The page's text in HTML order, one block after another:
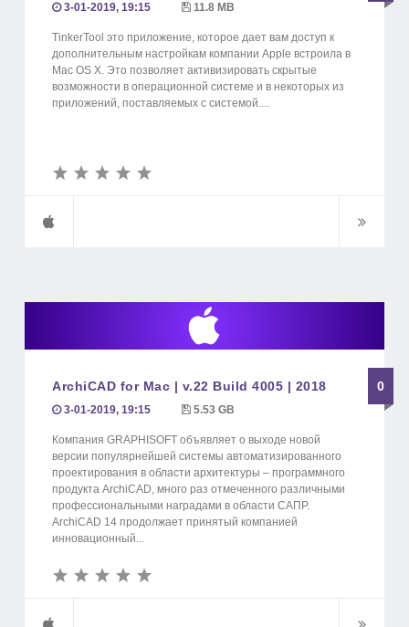
3-01-2019, 19:15 11.8 MB
TinkerTool это приложение, которое дает вам доступ к
дополнительным настройкам компании Apple встроила в
Mac OS X. Это позволяет активизировать скрытые
возможности в операционной системе и в некоторых из
приложений, поставляемых с системой....
ArchiCAD for Mac | v.22 Build 4005 | 2018 0
3-01-2019, 19:15 5.53 GB
Компания GRAPHISOFT объявляет о выходе новой
версии популярнейшей системы автоматизированного
проектирования в области архитектуры – программного
продукта ArchiCAD, много раз отмеченного различными
профессиональными наградами в области САПР.
ArchiCAD 14 продолжает принятый компанией
инновационный...